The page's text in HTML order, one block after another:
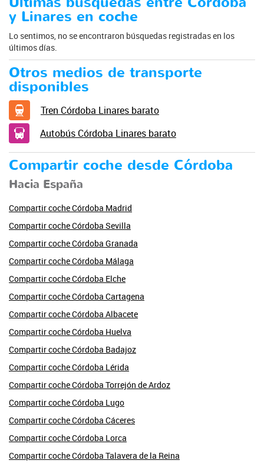
y Linares en coche
Lo sentimos, no se encontraron búsquedas registradas en los
últimos días.
Otros medios de transporte
disponibles
Tren Córdoba Linares barato
Autobús Córdoba Linares barato
Compartir coche desde Córdoba
Hacia España
Compartir coche Córdoba Madrid
Compartir coche Córdoba Sevilla
Compartir coche Córdoba Granada
Compartir coche Córdoba Málaga
Compartir coche Córdoba Elche
Compartir coche Córdoba Cartagena
Compartir coche Córdoba Albacete
Compartir coche Córdoba Huelva
Compartir coche Córdoba Badajoz
Compartir coche Córdoba Lérida
Compartir coche Córdoba Torrejón de Ardoz
Compartir coche Córdoba Lugo
Compartir coche Córdoba Cáceres
Compartir coche Córdoba Lorca
Compartir coche Córdoba Talavera de la Reina